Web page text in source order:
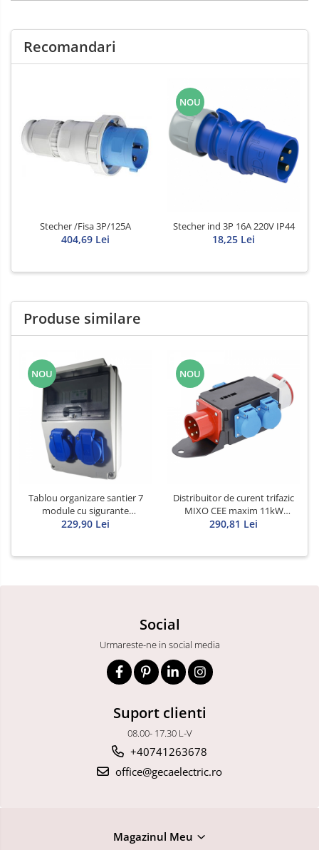
Recomandari
Stecher /Fisa 3P/125A
404,69 Lei
NOU
Stecher ind 3P 16A 220V IP44
18,25 Lei
Produse similare
NOU
Tablou organizare santier 7
module cu sigurante
Schneider curba C precablat
229,90 Lei
NOU
Distribuitor de curent trifazic
MIXO CEE maxim 11kW
intrare 5 poli 16A 400V iesire 5
290,81 Lei
Social
Urmareste-ne in social media
Suport clienti
08.00- 17.30 L-V
+40741263678
office@gecaelectric.ro
Magazinul Meu